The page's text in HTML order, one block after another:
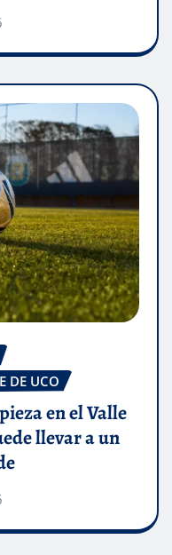
DE UCO
en el Valle
llevar a un